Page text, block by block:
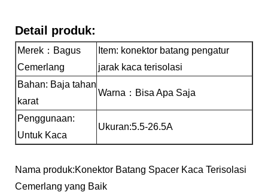
Detail produk:
Merek：Bagus
Cemerlang
Item: konektor batang pengatur
jarak kaca terisolasi
Bahan: Baja tahan
karat
Warna：Bisa Apa Saja
Penggunaan:
Untuk Kaca
Ukuran:5.5-26.5A
Nama produk:Konektor Batang Spacer Kaca Terisolasi
Cemerlang yang Baik